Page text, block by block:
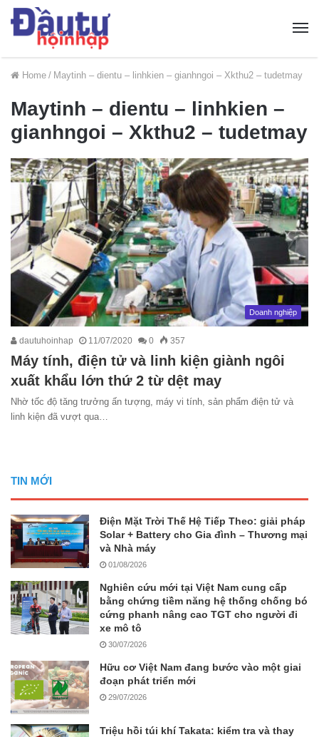
Home / Maytinh – dientu – linhkien – gianhngoi – Xkthu2 – tudetmay
Maytinh – dientu – linhkien –
gianhngoi – Xkthu2 – tudetmay
Doanh nghiệp
dautuhoinhap 11/07/2020 0 357
Máy tính, điện tử và linh kiện giành ngôi
xuất khẩu lớn thứ 2 từ dệt may
Nhờ tốc độ tăng trưởng ấn tượng, máy vi tính, sản phẩm điện tử và
linh kiện đã vượt qua…
TIN MỚI
Điện Mặt Trời Thế Hệ Tiếp Theo: giải pháp
Solar + Battery cho Gia đình – Thương mại
và Nhà máy
01/08/2026
Nghiên cứu mới tại Việt Nam cung cấp
bằng chứng tiềm năng hệ thống chống bó
cứng phanh nâng cao TGT cho người đi
xe mô tô
30/07/2026
Hữu cơ Việt Nam đang bước vào một giai
đoạn phát triển mới
29/07/2026
Triệu hồi túi khí Takata: kiểm tra và thay